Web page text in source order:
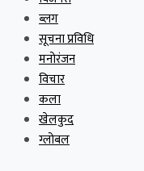
ब्लग
सूचना प्रविधि
मनोरंजन
विचार
कला
खेलकुद
ग्लोबल